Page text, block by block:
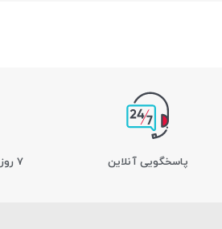
پاسخگویی آنلاین 7 روز ضمانت بازگشت کالا